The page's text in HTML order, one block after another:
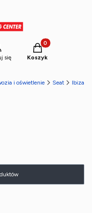
się
Produkty w
Koszyk
i oświetlenie Seat Ibiza